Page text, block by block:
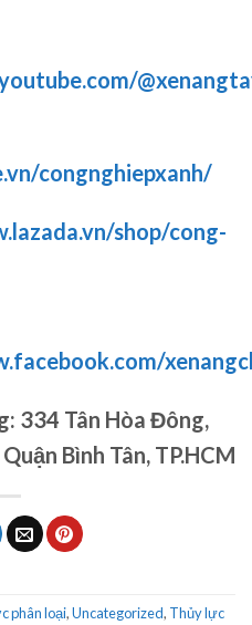
congnghiepxanh/
shop/cong-
334 Tân Hòa Đông,
Bình Tân, TP.HCM
phân loại,Uncategorized, Thủy lực